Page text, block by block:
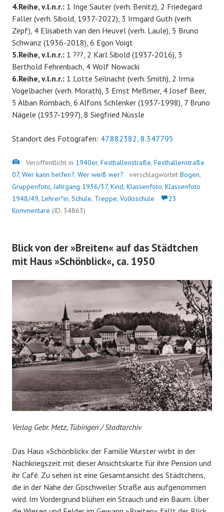
4.Reihe, v.l.n.r.: 1 Inge Sauter (verh. Benitz), 2 Friedegard
Faller (verh. Sibold, 1937-2022), 3 Irmgard Guth (verh.
Zepf), 4 Elisabeth van den Heuvel (verh. Laule), 5 Bruno
Schwanz (1936-2018), 6 Egon Voigt
5.Reihe, v.l.n.r.: 1 ???, 2 Karl Sibold (1937-2016), 3
Berthold Fehrenbach, 4 Wolf Nowacki
6.Reihe, v.l.n.r.: 1 Lotte Seilnacht (verh. Smith), 2 Irma
Vogelbacher (verh. Morath), 3 Ernst Meßmer, 4 Josef Beer,
5 Alban Rombach, 6 Alfons Schlenker (1937-1998), 7 Bruno
Nägele (1937-1997), 8 Siegfried Nüssle
Standort des Fotografen: 47.882382, 8.347795
Bild
Veröffentlicht in 1940er, Festhallenstraße, Festhallenstraße
07, Wer kann helfen?, Wer weiß wer? verschlagwortet Bogen,
Gruppenfoto,Jahrgang 1936/37, Kind, Klassenfoto, Klassenfoto
1948/49, Lehrer*in, Schule, Treppe, Volksschule
23
Kommentare (ID: 34863)
Blick von der »Breiten« auf das Städtchen
mit Haus »Schönblick«, ca. 1950
Verlag Gebr. Metz, Tübingen / Stadtarchiv
Das Haus »Schönblick« der Familie Wurster wirbt in der
Nachkriegszeit mit dieser Ansichtskarte für ihre Pension und
ihr Café. Zu sehen ist eine Gesamtansicht des Städtchens,
die in der Nähe der Göschweiler Straße aus aufgenommen
wird. Im Vordergrund blühen ein Strauch und ein Baum. Über